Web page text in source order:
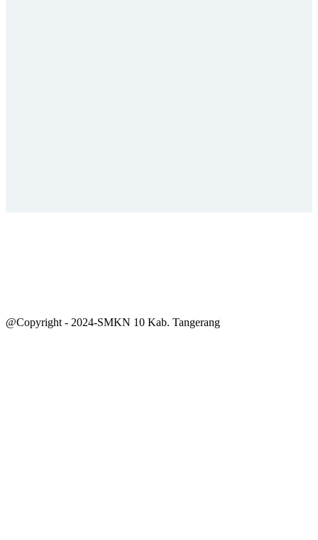
@Copyright - 2024-SMKN 10 Kab. Tangerang